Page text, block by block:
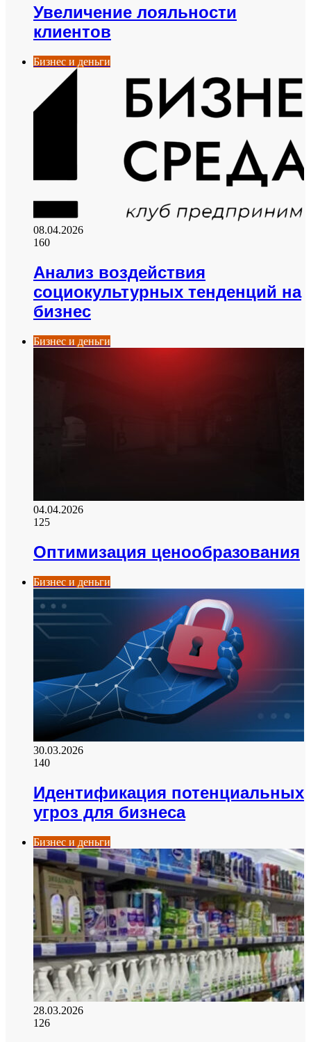
Увеличение лояльности
клиентов
Бизнес и деньги
08.04.2026
160
Анализ воздействия
социокультурных тенденций на
бизнес
Бизнес и деньги
04.04.2026
125
Оптимизация ценообразования
Бизнес и деньги
30.03.2026
140
Идентификация потенциальных
угроз для бизнеса
Бизнес и деньги
28.03.2026
126